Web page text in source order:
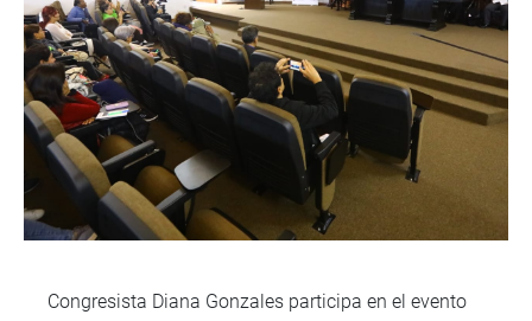
Congresista Diana Gonzales participa en el evento